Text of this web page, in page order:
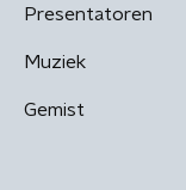
Presentatoren
Muziek
Gemist